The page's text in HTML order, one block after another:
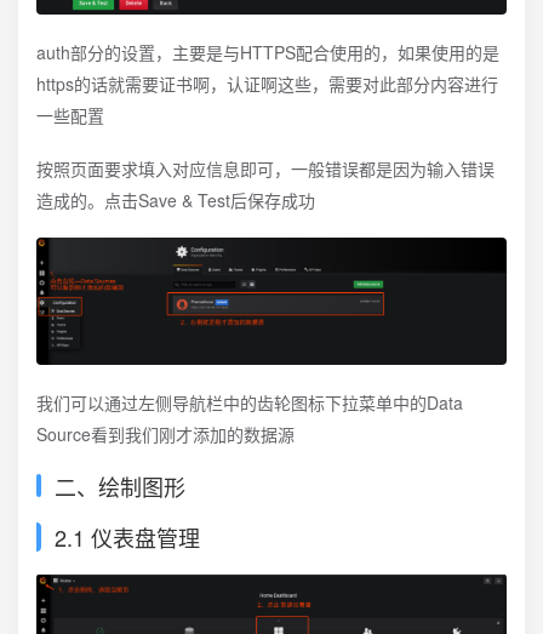
auth部分的设置，主要是与HTTPS配合使用的，如果使用的是
https的话就需要证书啊，认证啊这些，需要对此部分内容进行
一些配置
按照页面要求填入对应信息即可，一般错误都是因为输入错误
造成的。点击Save & Test后保存成功
我们可以通过左侧导航栏中的齿轮图标下拉菜单中的Data
Source看到我们刚才添加的数据源
二、绘制图形
2.1 仪表盘管理